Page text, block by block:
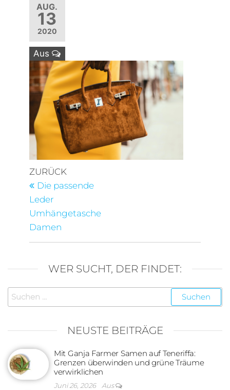
AUG.
13
2020
Aus
Beitragsnavigation
Vorheriger
Beitrag
ZURÜCK
Die passende
Leder
Umhängetasche
Damen
WER SUCHT, DER FINDET:
Suchen
nach:
NEUSTE BEITRÄGE
Mit Ganja Farmer Samen auf Teneriffa:
Grenzen überwinden und grüne Träume
verwirklichen
Juni 26, 2026 Aus